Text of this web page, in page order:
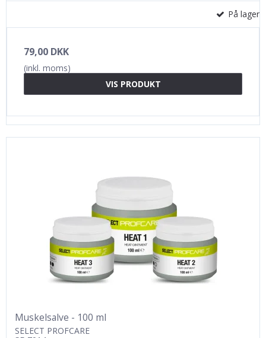
På lager
79,00 DKK
(inkl. moms)
VIS PRODUKT
Muskelsalve - 100 ml
SELECT PROFCARE